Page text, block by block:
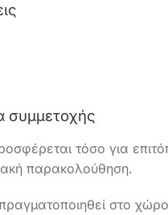
συμμετοχής
τόσο για
παρακολούθηση.
στο